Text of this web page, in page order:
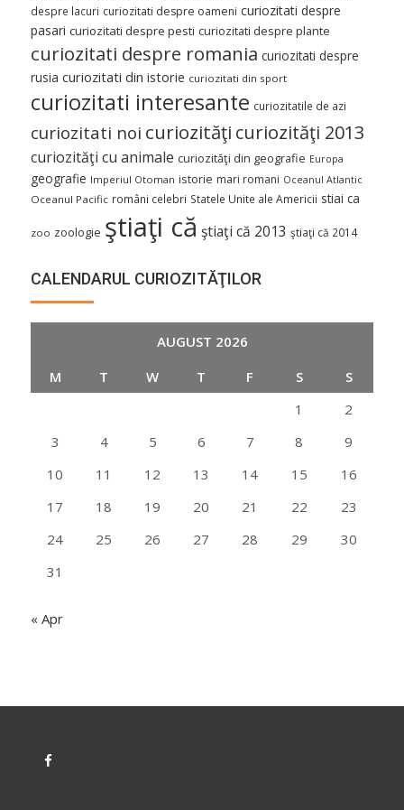
despre lacuri curiozitati despre oameni curiozitati despre
pasari curiozitati despre pesti curiozitati despre plante
curiozitati despre romania curiozitati despre
rusia curiozitati din istorie curiozitati din sport
curiozitati interesante curiozitatile de azi
curiozitati noi curiozităţi curiozităţi 2013
curiozităţi cu animale curiozităţi din geografie Europa
geografie Imperiul Otoman istorie mari romani Oceanul Atlantic
Oceanul Pacific români celebri Statele Unite ale Americii stiai ca
zoo zoologie ştiaţi că ştiaţi că 2013 ştiaţi că 2014
CALENDARUL CURIOZITĂŢILOR
AUGUST 2026
M
T W T F S
S
1
2
3
4 5 6 7 8
9
10
11 12 13 14 15
16
17
18 19 20 21 22
23
24
25 26 27 28 29
30
31
« Apr